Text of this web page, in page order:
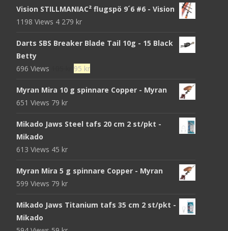
Vision STILLMANIAC² flugspö 9´6 #6 - Vision
1198 Views 4 279 kr
Darts SBS Breaker Blade Tail 10g - 15 Black
Betty
696 Views
Det
priset
95 krDet
priset
Myran Mira 10 g spinnare Copper - Myran
651 Views 79 kr
Mikado Jaws Steel tafs 20 cm 2 st/pkt -
Mikado
613 Views 45 kr
Myran Mira 5 g spinnare Copper - Myran
599 Views 79 kr
Mikado Jaws Titanium tafs 35 cm 2 st/pkt -
Mikado